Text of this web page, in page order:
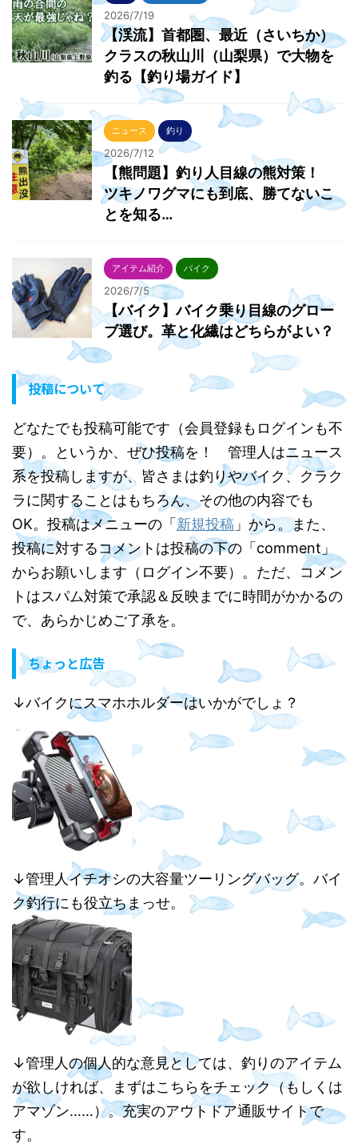
2026/7/19
【渓流】首都圏、最近（さいちか）
クラスの秋山川（山梨県）で大物を
釣る【釣り場ガイド】
ニュース 釣り
2026/7/12
【熊問題】釣り人目線の熊対策！
ツキノワグマにも到底、勝てないこ
とを知る…
アイテム紹介 バイク
2026/7/5
【バイク】バイク乗り目線のグロー
ブ選び。革と化繊はどちらがよい？
投稿について
どなたでも投稿可能です（会員登録もログインも不
要）。というか、ぜひ投稿を！ 管理人はニュース
系を投稿しますが、皆さまは釣りやバイク、クラク
ラに関することはもちろん、その他の内容でも
OK。投稿はメニューの「 新規投稿 」から。また、
投稿に対するコメントは投稿の下の「comment」
からお願いします（ログイン不要）。ただ、コメン
トはスパム対策で承認＆反映までに時間がかかるの
で、あらかじめご了承を。
ちょっと広告
↓バイクにスマホホルダーはいかがでしょ？
↓管理人イチオシの大容量ツーリングバッグ。バイ
ク釣行にも役立ちまっせ。
↓管理人の個人的な意見としては、釣りのアイテム
が欲しければ、まずはこちらをチェック（もしくは
アマゾン……）。充実のアウトドア通販サイトで
す。